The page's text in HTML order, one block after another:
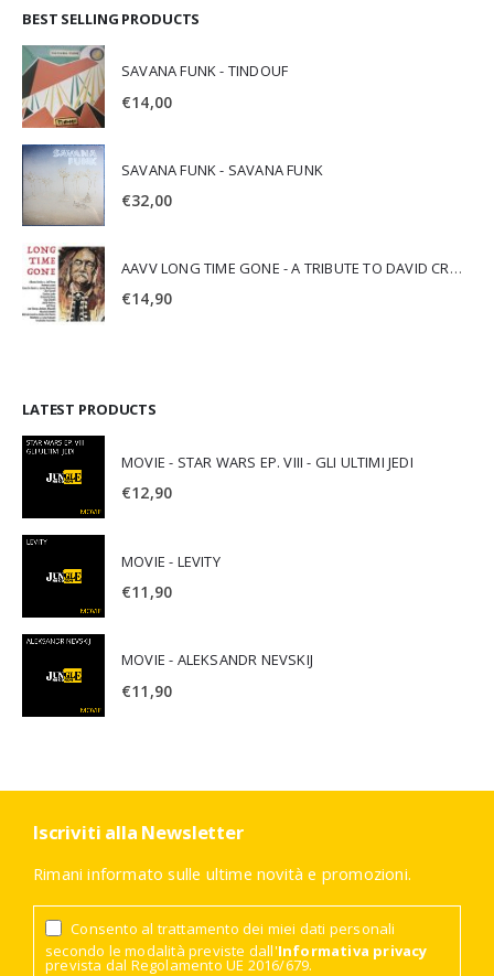
BEST SELLING PRODUCTS
SAVANA FUNK - TINDOUF
€14,00
SAVANA FUNK - SAVANA FUNK
€32,00
AAVV LONG TIME GONE - A TRIBUTE TO DAVID CROSBY
€14,90
LATEST PRODUCTS
MOVIE - STAR WARS EP. VIII - GLI ULTIMI JEDI
€12,90
MOVIE - LEVITY
€11,90
MOVIE - ALEKSANDR NEVSKIJ
€11,90
Iscriviti alla Newsletter
Rimani informato sulle ultime novità e promozioni.
Consento al trattamento dei miei dati personali
secondo le modalità previste dall'Informativa privacy
prevista dal Regolamento UE 2016/679.